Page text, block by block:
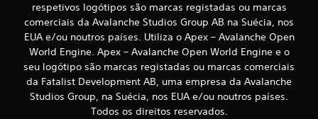
j
o
g
a
d
o
s
respetivos logótipos são marcas registadas ou marcas
comerciais da Avalanche Studios Group AB na Suécia, nos
EUA e/ou noutros países. Utiliza o Apex – Avalanche Open
World Engine. Apex – Avalanche Open World Engine e o
seu logótipo são marcas registadas ou marcas comerciais
da Fatalist Development AB, uma empresa da Avalanche
Studios Group, na Suécia, nos EUA e/ou noutros países.
Todos os direitos reservados.